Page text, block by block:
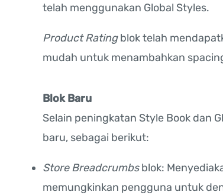
telah menggunakan Global Styles.
Product Ratingblok telah
mudah untuk menambahkan
Blok Baru
Selain peningkatan Style Book dan
baru, sebagai berikut:
Store Breadcrumbsblok:
memungkinkan pengguna untuk